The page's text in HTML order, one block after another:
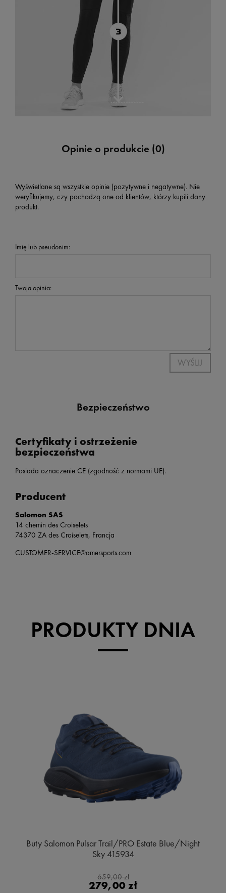
Opinie o produkcie (0)
Wyświetlane są wszystkie opinie (pozytywne i negatywne). Nie
weryfikujemy, czy pochodzą one od klientów, którzy kupili dany
produkt.
Imię lub pseudonim:
Twoja opinia:
WYŚLIJ
Bezpieczeństwo
Certyfikaty i ostrzeżenie
bezpieczeństwa
Posiada oznaczenie CE (zgodność z normami UE).
Producent
Salomon SAS
14 chemin des Croiselets
74370 ZA des Croiselets, Francja
CUSTOMER-SERVICE@amersports.com
PRODUKTY DNIA
Buty Salomon Pulsar Trail/PRO Estate Blue/Night
Sky 415934
659,00 zł
279,00 zł